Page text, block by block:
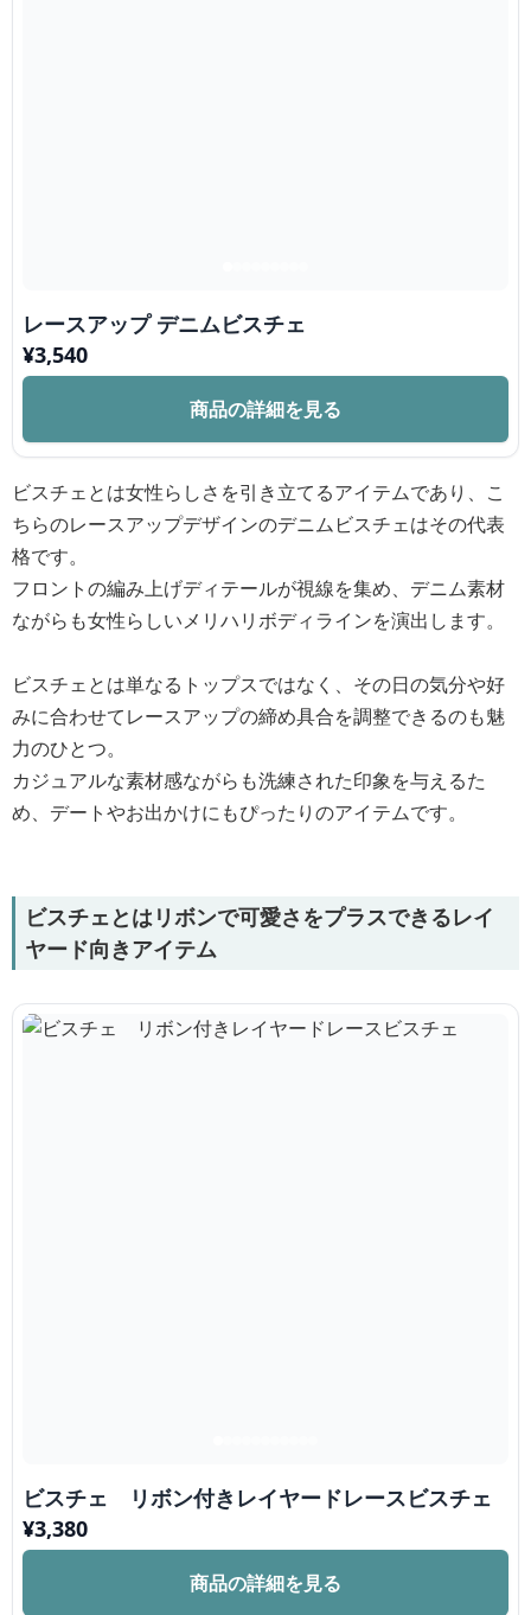
レースアップ デニムビスチェ
¥3,540
商品の詳細を見る
ビスチェとは女性らしさを引き立てるアイテムであり、こ
ちらのレースアップデザインのデニムビスチェはその代表
格です。
フロントの編み上げディテールが視線を集め、デニム素材
ながらも女性らしいメリハリボディラインを演出します。
ビスチェとは単なるトップスではなく、その日の気分や好
みに合わせてレースアップの締め具合を調整できるのも魅
力のひとつ。
カジュアルな素材感ながらも洗練された印象を与えるた
め、デートやお出かけにもぴったりのアイテムです。
ビスチェとはリボンで可愛さをプラスできるレイ
ヤード向きアイテム
ビスチェ リボン付きレイヤードレースビスチェ
¥3,380
商品の詳細を見る